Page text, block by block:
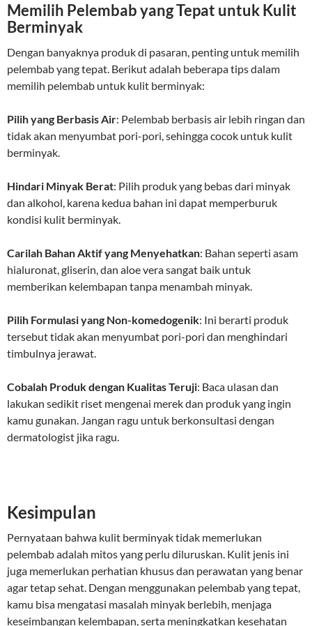
Memilih Pelembab yang Tepat untuk Kulit
Berminyak
Dengan banyaknya produk di pasaran, penting untuk memilih
pelembab yang tepat. Berikut adalah beberapa tips dalam
memilih pelembab untuk kulit berminyak:
Pilih yang Berbasis Air: Pelembab berbasis air lebih ringan dan
tidak akan menyumbat pori-pori, sehingga cocok untuk kulit
berminyak.
Hindari Minyak Berat: Pilih produk yang bebas dari minyak
dan alkohol, karena kedua bahan ini dapat memperburuk
kondisi kulit berminyak.
Carilah Bahan Aktif yang Menyehatkan: Bahan seperti asam
hialuronat, gliserin, dan aloe vera sangat baik untuk
memberikan kelembapan tanpa menambah minyak.
Pilih Formulasi yang Non-komedogenik: Ini berarti produk
tersebut tidak akan menyumbat pori-pori dan menghindari
timbulnya jerawat.
Cobalah Produk dengan Kualitas Teruji: Baca ulasan dan
lakukan sedikit riset mengenai merek dan produk yang ingin
kamu gunakan. Jangan ragu untuk berkonsultasi dengan
dermatologist jika ragu.
Kesimpulan
Pernyataan bahwa kulit berminyak tidak memerlukan
pelembab adalah mitos yang perlu diluruskan. Kulit jenis ini
juga memerlukan perhatian khusus dan perawatan yang benar
agar tetap sehat. Dengan menggunakan pelembab yang tepat,
kamu bisa mengatasi masalah minyak berlebih, menjaga
keseimbangan kelembapan, serta meningkatkan kesehatan